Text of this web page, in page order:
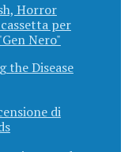
Horror
per
Nero"
the Disease
di